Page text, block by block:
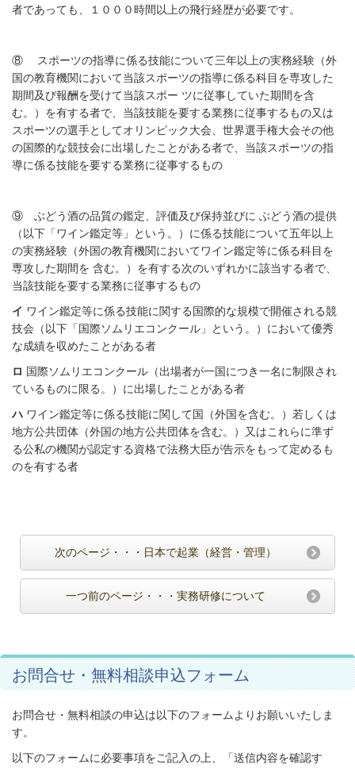
者であっても、１０００時間以上の飛行経歴が必要です。
⑧ スポーツの指導に係る技能について三年以上の実務経験（外
国の教育機関において当該スポーツの指導に係る科目を専攻した
期間及び報酬を受けて当該スポー ツに従事していた期間を含
む。）を有する者で、当該技能を要する業務に従事するもの又は
スポーツの選手としてオリンピック大会、世界選手権大会その他
の国際的な競技会に出場したことがある者で、当該スポーツの指
導に係る技能を要する業務に従事するもの
⑨ ぶどう酒の品質の鑑定、評価及び保持並びに ぶどう酒の提供
（以下「ワイン鑑定等」という。）に係る技能について五年以上
の実務経験（外国の教育機関においてワイン鑑定等に係る科目を
専攻した期間を 含む。）を有する次のいずれかに該当する者で、
当該技能を要する業務に従事するもの
イ ワイン鑑定等に係る技能に関する国際的な規模で開催される競
技会（以下「国際ソムリエコンクール」という。）において優秀
な成績を収めたことがある者
ロ 国際ソムリエコンクール（出場者が一国につき一名に制限され
ているものに限る。）に出場したことがある者
ハ ワイン鑑定等に係る技能に関して国（外国を含む。）若しくは
地方公共団体（外国の地方公共団体を含む。）又はこれらに準ず
る公私の機関が認定する資格で法務大臣が告示をもって定めるも
のを有する者
次のページ・・・日本で起業（経営・管理）
一つ前のページ・・・実務研修について
お問合せ・無料相談申込フォーム
お問合せ・無料相談の申込は以下のフォームよりお願いいたしま
す。
以下のフォームに必要事項をご記入の上、「送信内容を確認す